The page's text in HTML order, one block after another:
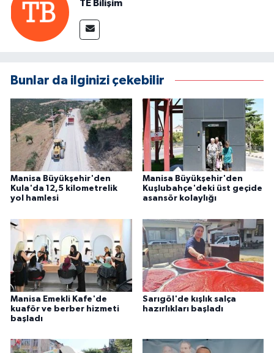
TE Bilişim
Bunlar da ilginizi çekebilir
Manisa Büyükşehir'den
Kula'da 12,5 kilometrelik
yol hamlesi
Manisa Büyükşehir'den
Kuşlubahçe'deki üst geçide
asansör kolaylığı
Manisa Emekli Kafe'de
kuaför ve berber hizmeti
başladı
Sarıgöl'de kışlık salça
hazırlıkları başladı